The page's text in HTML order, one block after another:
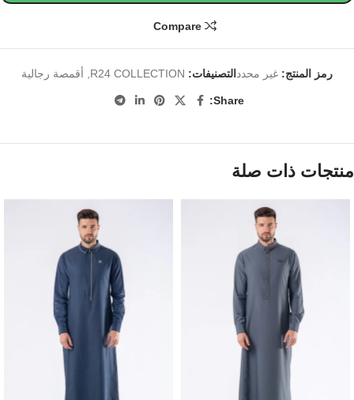
Compare
رمز المنتج: غير محددالتصنيفات: R24 COLLECTION أقمصة رجالية
Share:
منتجات ذات صلة